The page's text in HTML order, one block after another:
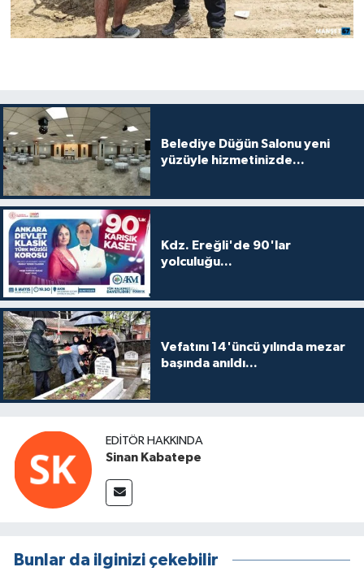
Belediye Düğün Salonu yeni
yüzüyle hizmetinizde...
Kdz. Ereğli'de 90'lar
yolculuğu...
Vefatını 14'üncü yılında mezar
başında anıldı...
EDITÖR HAKKINDA
Sinan Kabatepe
Bunlar da ilginizi çekebilir